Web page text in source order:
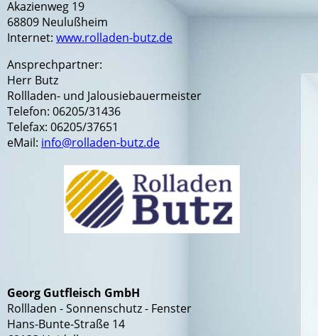
Akazienweg 19
68809 Neulußheim
Internet: www.rolladen-butz.de
Ansprechpartner:
Herr Butz
Rollladen- und Jalousiebauermeister
Telefon: 06205/31436
Telefax: 06205/37651
eMail: info@rolladen-butz.de
Georg Gutfleisch GmbH
Rollladen - Sonnenschutz - Fenster
Hans-Bunte-Straße 14